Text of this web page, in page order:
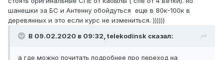
шанешки за БС и Антенну обойдуться еще в 80к-100к в
деревянных и это если курс не измениться. ))))))
В 09.02.2020 в 09:32, telekodinsk сказал:
а где можно почитать подробнее про переход на